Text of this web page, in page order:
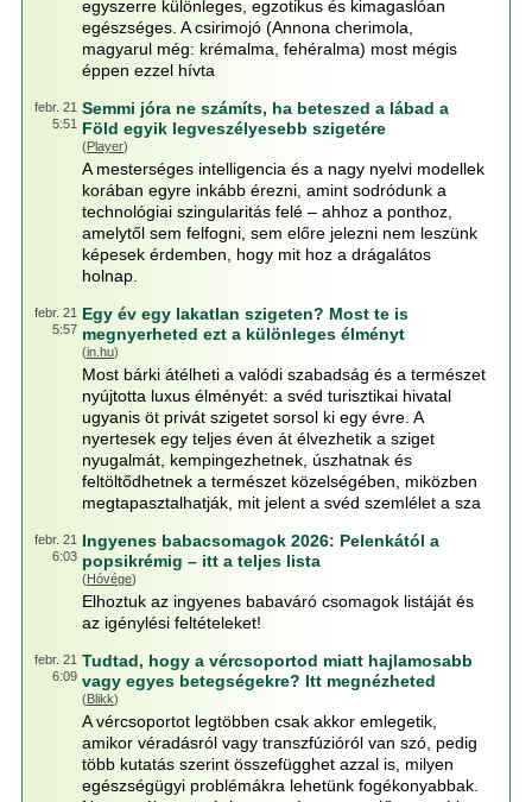
egyszerre különleges, egzotikus és kimagaslóan
egészséges. A csirimojó (Annona cherimola,
magyarul még: krémalma, fehéralma) most mégis
éppen ezzel hívta
febr. 21
5:51
Semmi jóra ne számíts, ha beteszed a lábad a
Föld egyik legveszélyesebb szigetére
(Player)
A mesterséges intelligencia és a nagy nyelvi modellek
korában egyre inkább érezni, amint sodródunk a
technológiai szingularitás felé – ahhoz a ponthoz,
amelytől sem felfogni, sem előre jelezni nem leszünk
képesek érdemben, hogy mit hoz a drágalátos
holnap.
febr. 21
5:57
Egy év egy lakatlan szigeten? Most te is
megnyerheted ezt a különleges élményt
(in.hu)
Most bárki átélheti a valódi szabadság és a természet
nyújtotta luxus élményét: a svéd turisztikai hivatal
ugyanis öt privát szigetet sorsol ki egy évre. A
nyertesek egy teljes éven át élvezhetik a sziget
nyugalmát, kempingezhetnek, úszhatnak és
feltöltődhetnek a természet közelségében, miközben
megtapasztalhatják, mit jelent a svéd szemlélet a sza
febr. 21
6:03
Ingyenes babacsomagok 2026: Pelenkától a
popsikrémig – itt a teljes lista
(Hóvége)
Elhoztuk az ingyenes babaváró csomagok listáját és
az igénylési feltételeket!
febr. 21
6:09
Tudtad, hogy a vércsoportod miatt hajlamosabb
vagy egyes betegségekre? Itt megnézheted
(Blikk)
A vércsoportot legtöbben csak akkor emlegetik,
amikor véradásról vagy transzfúzióról van szó, pedig
több kutatás szerint összefügghet azzal is, milyen
egészségügyi problémákra lehetünk fogékonyabbak.